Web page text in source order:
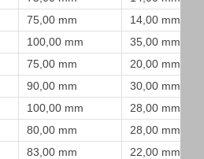
75,00 mm
14,00 mm
100,00 mm
35,00 mm
75,00 mm
20,00 mm
90,00 mm
30,00 mm
100,00 mm
28,00 mm
80,00 mm
28,00 mm
83,00 mm
22,00 mm